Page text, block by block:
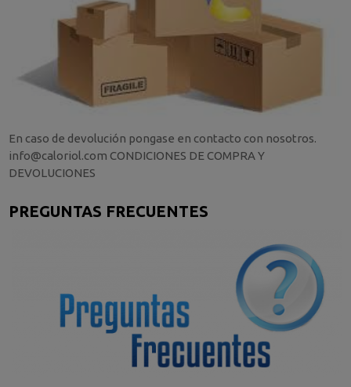
En caso de devolución pongase en contacto con nosotros.
info@caloriol.com CONDICIONES DE COMPRA Y
DEVOLUCIONES
PREGUNTAS FRECUENTES